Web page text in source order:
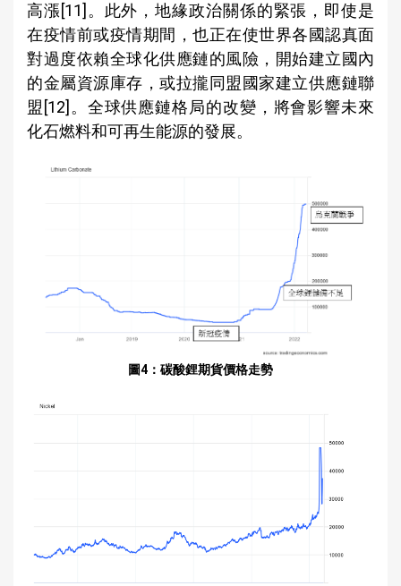
高漲[11]。此外，地緣政治關係的緊張，即使是
在疫情前或疫情期間，也正在使世界各國認真面
對過度依賴全球化供應鏈的風險，開始建立國內
的金屬資源庫存，或拉攏同盟國家建立供應鏈聯
盟[12]。全球供應鏈格局的改變，將會影響未來
化石燃料和可再生能源的發展。
圖4：碳酸鋰期貨價格走勢